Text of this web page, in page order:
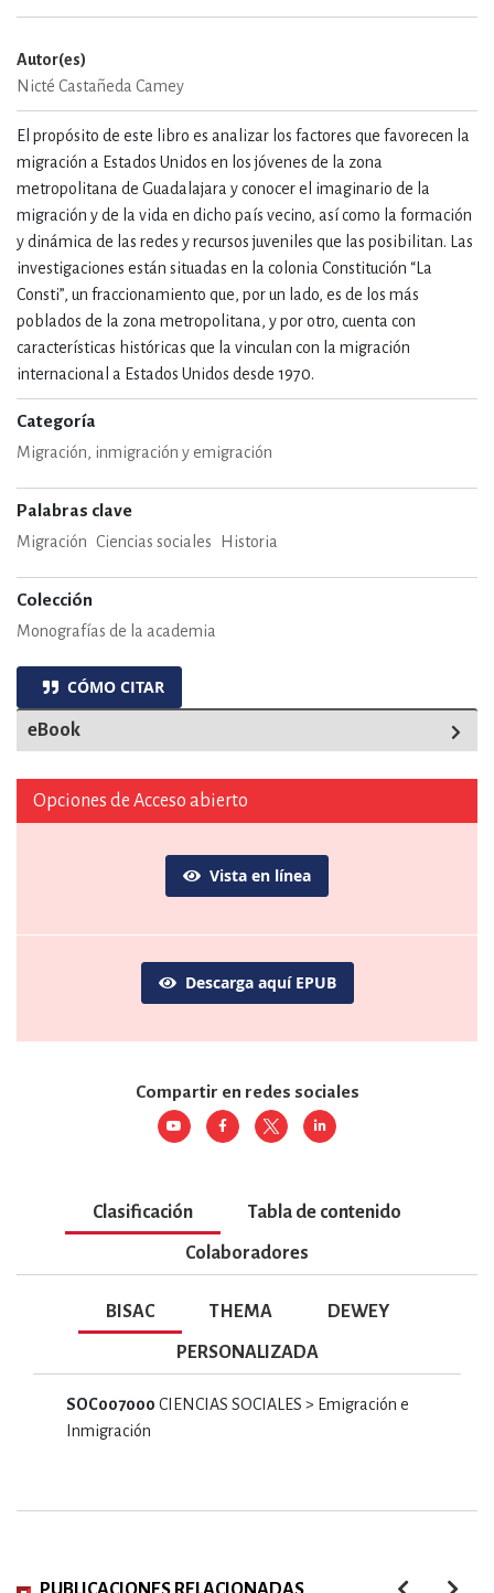
Autor(es)
Nicté Castañeda Camey
El propósito de este libro es analizar los factores que favorecen la
migración a Estados Unidos en los jóvenes de la zona
metropolitana de Guadalajara y conocer el imaginario de la
migración y de la vida en dicho país vecino, así como la formación
y dinámica de las redes y recursos juveniles que las posibilitan. Las
investigaciones están situadas en la colonia Constitución “La
Consti”, un fraccionamiento que, por un lado, es de los más
poblados de la zona metropolitana, y por otro, cuenta con
características históricas que la vinculan con la migración
internacional a Estados Unidos desde 1970.
Categoría
Migración, inmigración y emigración
Palabras clave
Migración Ciencias sociales Historia
Colección
Monografías de la academia
CÓMO CITAR
eBook
Opciones de Acceso abierto
Vista en línea
Descarga aquí EPUB
Compartir en redes sociales
Clasificación Tabla de contenido
Colaboradores
BISAC THEMA DEWEY
PERSONALIZADA
SOC007000 CIENCIAS SOCIALES > Emigración e
Inmigración